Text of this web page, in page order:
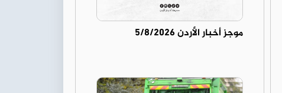
موجز أخبار الأردن 5/8/2026